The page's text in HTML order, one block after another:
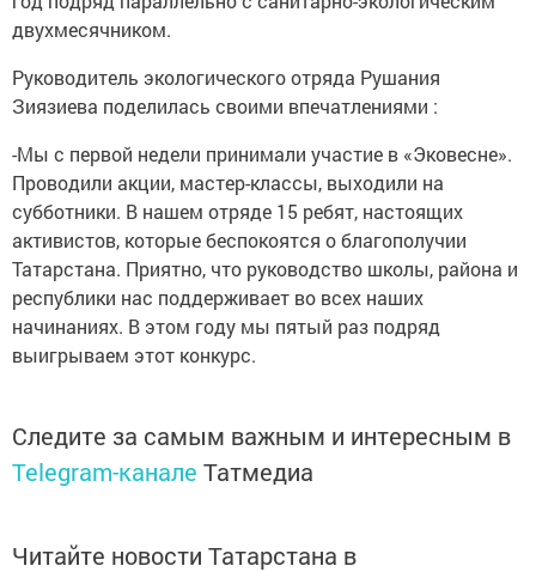
двухмесячником.
Руководитель экологического отряда Рушания
Зиязиева поделилась своими впечатлениями :
-Мы с первой недели принимали участие в «Эковесне».
Проводили акции, мастер-классы, выходили на
субботники. В нашем отряде 15 ребят, настоящих
активистов, которые беспокоятся о благополучии
Татарстана. Приятно, что руководство школы, района и
республики нас поддерживает во всех наших
начинаниях. В этом году мы пятый раз подряд
выигрываем этот конкурс.
Следите за самым важным и интересным в
Telegram-канале Татмедиа
Читайте новости Татарстана в